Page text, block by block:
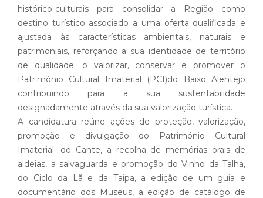
histórico-culturais para consolidar a Região como
destino turístico associado a uma oferta qualificada e
ajustada às características ambientais, naturais e
patrimoniais, reforçando a sua identidade de território
de qualidade. o valorizar, conservar e promover o
Património Cultural Imaterial (PCI)do Baixo Alentejo
contribuindo para a sua sustentabilidade
designadamente através da sua valorização turística.
A candidatura reúne ações de proteção, valorização,
promoção e divulgação do Património Cultural
Imaterial: do Cante, a recolha de memórias orais de
aldeias, a salvaguarda e promoção do Vinho da Talha,
do Ciclo da Lã e da Taipa, a edição de um guia e
documentário dos Museus, a edição de catálogo de